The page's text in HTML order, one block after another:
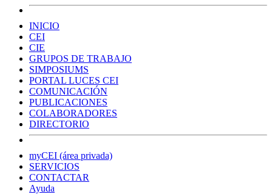
INICIO
CEI
CIE
GRUPOS DE TRABAJO
SIMPOSIUMS
PORTAL LUCES CEI
COMUNICACIÓN
PUBLICACIONES
COLABORADORES
DIRECTORIO
myCEI (área privada)
SERVICIOS
CONTACTAR
Ayuda